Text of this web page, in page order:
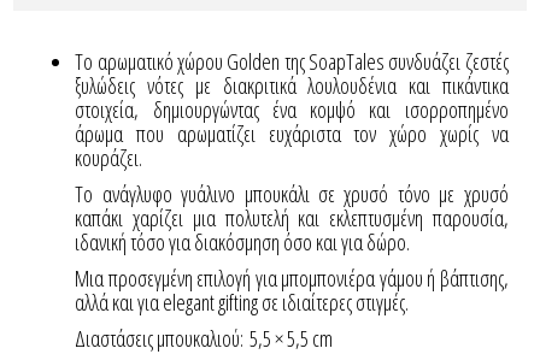
Το αρωματικό χώρου Golden της SoapTales συνδυάζει ζεστές
ξυλώδεις νότες με διακριτικά λουλουδένια και πικάντικα
στοιχεία, δημιουργώντας ένα κομψό και ισορροπημένο
άρωμα που αρωματίζει ευχάριστα τον χώρο χωρίς να
κουράζει.
Το ανάγλυφο γυάλινο μπουκάλι σε χρυσό τόνο με χρυσό
καπάκι χαρίζει μια πολυτελή και εκλεπτυσμένη παρουσία,
ιδανική τόσο για διακόσμηση όσο και για δώρο.
Μια προσεγμένη επιλογή για μπομπονιέρα γάμου ή βάπτισης,
αλλά και για elegant gifting σε ιδιαίτερες στιγμές.
Διαστάσεις μπουκαλιού: 5,5 × 5,5 cm